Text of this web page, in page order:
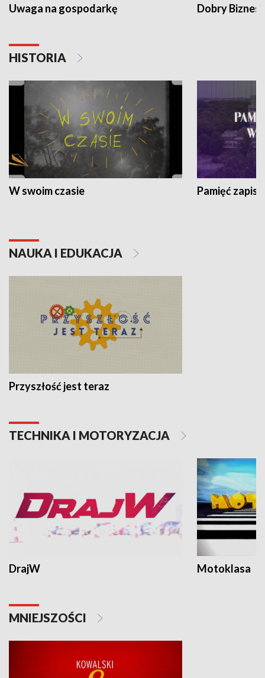
Uwaga na gospodarkę Dobry Biznes
HISTORIA
W swoim czasie Pamięć
NAUKA I EDUKACJA
Przyszłość jest teraz
TECHNIKA I MOTORYZACJA
DrajW Motoklasa
MNIEJSZOŚCI